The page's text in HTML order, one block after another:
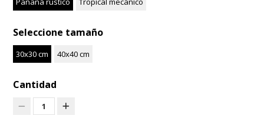
Seleccione tamaño
30x30 cm 40x40 cm
Cantidad
1